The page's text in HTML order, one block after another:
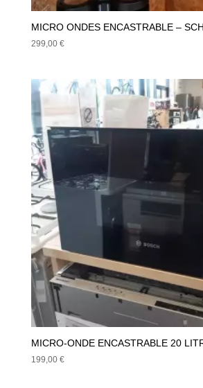
MICRO ONDES ENCASTRABLE –
299,00 €
MICRO-ONDE ENCASTRABLE 20
199,00 €